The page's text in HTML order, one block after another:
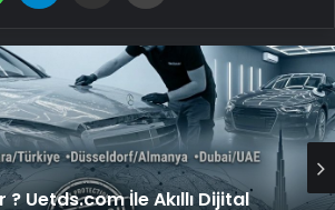
? Uetds.com İle Akıllı Dijital